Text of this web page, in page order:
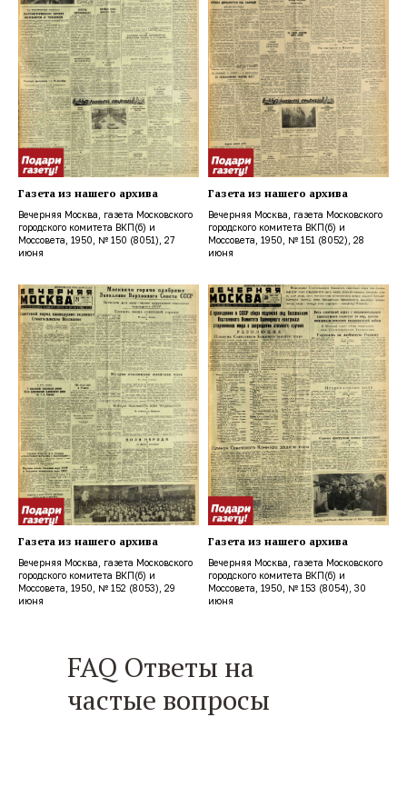
Газета из нашего архива
Вечерняя Москва, газета Московского
городского комитета ВКП(б) и
Моссовета, 1950, № 150 (8051), 27
июня
Газета из нашего архива
Вечерняя Москва, газета Московского
городского комитета ВКП(б) и
Моссовета, 1950, № 151 (8052), 28
июня
Газета из нашего архива
Вечерняя Москва, газета Московского
городского комитета ВКП(б) и
Моссовета, 1950, № 152 (8053), 29
июня
Газета из нашего архива
Вечерняя Москва, газета Московского
городского комитета ВКП(б) и
Моссовета, 1950, № 153 (8054), 30
июня
FAQ Ответы на
частые вопросы